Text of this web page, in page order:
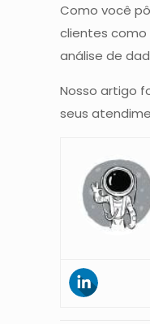
Como você
clientes como
análise de
Nosso artigo
seus